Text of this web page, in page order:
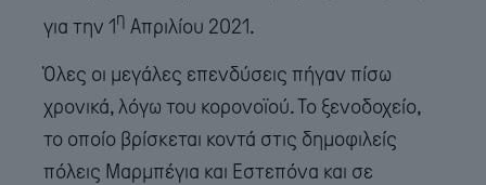
για την 1η Απριλίου 2021.
Όλες οι μεγάλες επενδύσεις πήγαν πίσω
χρονικά, λόγω του κορονοϊού. Το ξενοδοχείο,
το οποίο βρίσκεται κοντά στις δημοφιλείς
πόλεις Μαρμπέγια και Εστεπόνα και σε